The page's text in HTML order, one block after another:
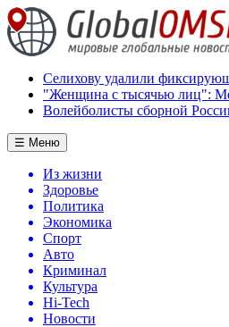
Селихову удалили
"Женщина с тысячью лиц":
Волейболисты сборной
☰ Меню
Из жизни
Здоровье
Политика
Экономика
Спорт
Авто
Криминал
Культура
Hi-Tech
Новости